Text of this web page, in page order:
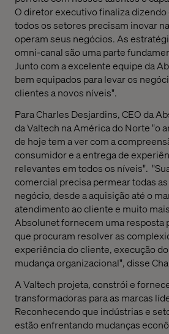
O diretor executivo finaliza dizendo
todos os setores precisam inovar
operam seus negócios. As
omni-canal são uma parte
Junto com a excelente equipe da
bem equipados para levar os
clientes a novos níveis".
Para Charles Desjardins, CEO da
da Valtech na América do Norte "o
de hoje tem a ver com a
consumidor e a entrega de
relevantes em todos os níveis".
comercial precisa permear todas
negócio, desde a aquisição até o
atendimento ao cliente e muito
Absolunet fornecem uma resposta
que procuram resolver as
experiência do cliente, execução
mudança organizacional", disse
A Valtech projeta, constrói e
transformadoras para as marcas
Reconhecendo que indústrias e
estão enfrentando mudanças